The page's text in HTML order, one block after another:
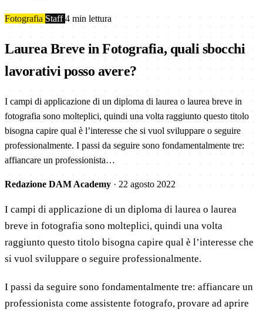
Fotografia Staff4 min lettura
Laurea Breve in Fotografia, quali sbocchi
lavorativi posso avere?
I campi di applicazione di un diploma di laurea o laurea breve in
fotografia sono molteplici, quindi una volta raggiunto questo titolo
bisogna capire qual è l’interesse che si vuol sviluppare o seguire
professionalmente. I passi da seguire sono fondamentalmente tre:
affiancare un professionista…
Redazione DAM Academy · 22 agosto 2022
I campi di applicazione di un diploma di laurea o laurea
breve in fotografia sono molteplici, quindi una volta
raggiunto questo titolo bisogna capire qual è l’interesse che
si vuol sviluppare o seguire professionalmente.
I passi da seguire sono fondamentalmente tre: affiancare un
professionista come assistente fotografo, provare ad aprire